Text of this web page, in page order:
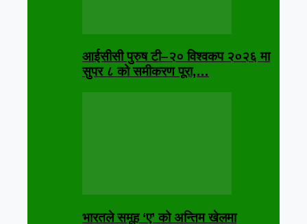
आईसीसी पुरुष टी–२० विश्वकप २०२६ मा
सुपर ८ को समीकरण पूरा,…
भारतले समूह ‘ए’ को अन्तिम खेलमा